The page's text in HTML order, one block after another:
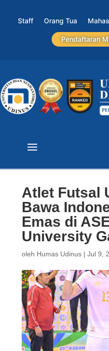
Staff Orang Tua
Pendaftaran
Atlet Futsal
Bawa
Emas di
University
oleh Humas Udinus| Jul 9,